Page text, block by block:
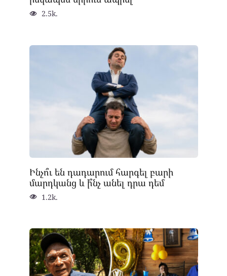
2.5k.
Ինչո՞ւ են դադարում հարգել բարի
մարդկանց և ի՞նչ անել դրա դեմ
1.2k.